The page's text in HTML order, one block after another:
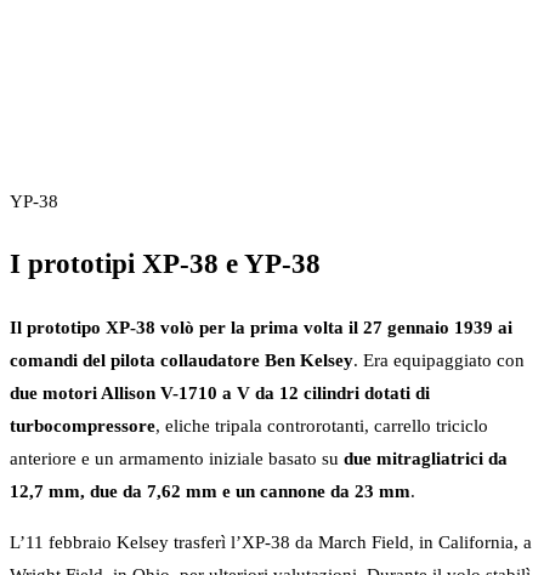
YP-38
I prototipi XP-38 e YP-38
Il prototipo XP-38 volò per la prima volta il 27 gennaio 1939 ai
comandi del pilota collaudatore Ben Kelsey. Era equipaggiato con
due motori Allison V-1710 a V da 12 cilindri dotati di
turbocompressore, eliche tripala controrotanti, carrello triciclo
anteriore e un armamento iniziale basato su due mitragliatrici da
12,7 mm, due da 7,62 mm e un cannone da 23 mm.
L’11 febbraio Kelsey trasferì l’XP-38 da March Field, in California, a